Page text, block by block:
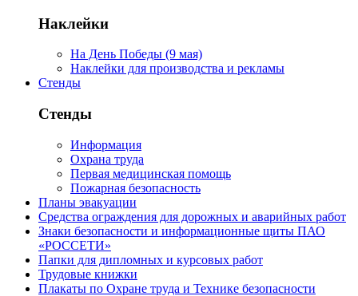
Наклейки
На День Победы (9 мая)
Наклейки для производства и рекламы
Стенды
Стенды
Информация
Охрана труда
Первая медицинская помощь
Пожарная безопасность
Планы эвакуации
Средства ограждения для дорожных и аварийных работ
Знаки безопасности и информационные щиты ПАО
«РОССЕТИ»
Папки для дипломных и курсовых работ
Трудовые книжки
Плакаты по Охране труда и Технике безопасности